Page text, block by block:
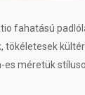
fahatású
tökéletesek
es méretük